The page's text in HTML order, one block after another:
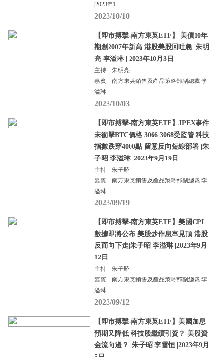
|2023年1
2023/10/10
【即市搏擊-南方東英ETF】 美債10年
期創2007年新高 港股美股回吐急 |朱明
亮 李溢琳 | 2023年10月3日
主持：朱明亮
嘉賓：南方東英銷售及產品策略部副總裁 李
溢琳
2023/10/03
【即市搏擊-南方東英ETF】JPEX事件
未衝擊BTC價格 3066 3068受監管|科技
指數跌穿4000點 留意反向短線部署 |朱
子昭 李溢琳 |2023年9月19日
主持：朱子昭
嘉賓：南方東英銷售及產品策略部副總裁 李
溢琳
2023/09/19
【即市搏擊-南方東英ETF】美國CPI
數據即將公布 美股炒作息率見頂 港股
反而向下走|朱子昭 李溢琳 |2023年9月
12日
主持：朱子昭
嘉賓：南方東英銷售及產品策略部副總裁 李
溢琳
2023/09/12
【即市搏擊-南方東英ETF】美國加息
預期又降低 科技股繼續引資？ 美股資
金流向邊？ |朱子昭 李雪恒 |2023年9月